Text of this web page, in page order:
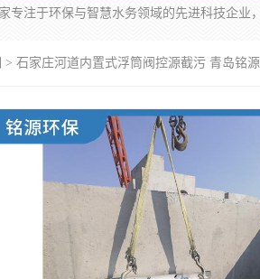
> 石家庄河道内置式浮筒阀控源截污 青岛铭源